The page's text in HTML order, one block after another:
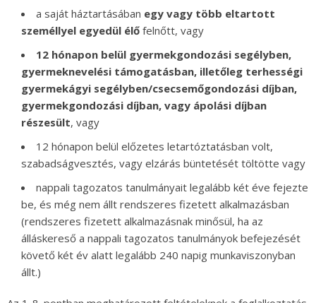
a saját háztartásában egy vagy több eltartott
személlyel egyedül élő felnőtt, vagy
12 hónapon belül gyermekgondozási segélyben,
gyermeknevelési támogatásban, illetőleg terhességi
gyermekágyi segélyben/csecsemőgondozási díjban,
gyermekgondozási díjban, vagy ápolási díjban
részesült, vagy
12 hónapon belül előzetes letartóztatásban volt,
szabadságvesztés, vagy elzárás büntetését töltötte vagy
nappali tagozatos tanulmányait legalább két éve fejezte
be, és még nem állt rendszeres fizetett alkalmazásban
(rendszeres fizetett alkalmazásnak minősül, ha az
álláskereső a nappali tagozatos tanulmányok befejezését
követő két év alatt legalább 240 napig munkaviszonyban
állt.)